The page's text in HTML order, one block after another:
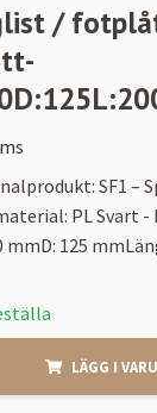
/
SF1
PL Svart -
mmD: 125
LÄGG I